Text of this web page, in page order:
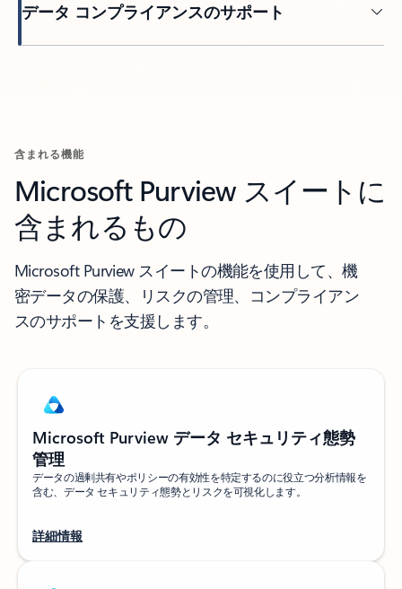
データ コンプライアンスのサポート
含まれる機能
Microsoft Purview スイートに
含まれるもの
Microsoft Purview スイートの機能を使用して、機
密データの保護、リスクの管理、コンプライアン
スのサポートを支援します。
Microsoft Purview データ セキュリティ態勢
管理
データの過剰共有やポリシーの有効性を特定するのに役立つ分析情報を
含む、データ セキュリティ態勢とリスクを可視化します。
詳細情報